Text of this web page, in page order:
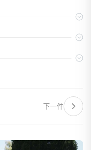
下一件